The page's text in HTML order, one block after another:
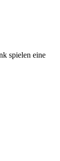
spielen eine